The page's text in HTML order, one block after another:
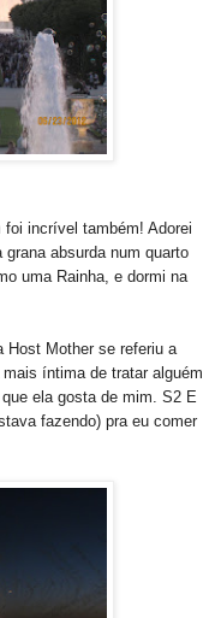
incrível também! Adorei
absurda num quarto
uma Rainha, e dormi na
Host Mother se referiu a
íntima de tratar alguém
ela gosta de mim. S2 E
fazendo) pra eu comer